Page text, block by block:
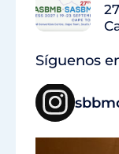
Síguenos